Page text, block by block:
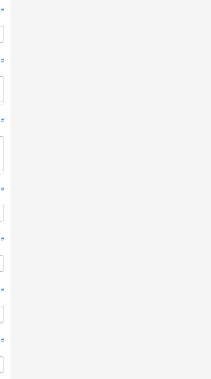
#
#
#
#
#
#
#